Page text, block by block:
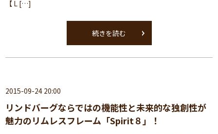
【 L […]
続きを読む
2015-09-24 20:00
リンドバーグならではの機能性と未来的な独創性が
魅力のリムレスフレーム「Spirit８」！